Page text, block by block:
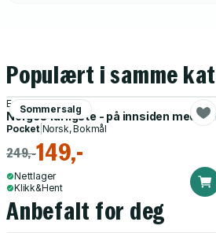
Populært i samme
Sommersalg
Erlend Frafjord
Norges farligste - på innsiden med
Pocket| Norsk, Bokmål
249,-149,-
Nettlager
Klikk&Hent
Anbefalt for deg